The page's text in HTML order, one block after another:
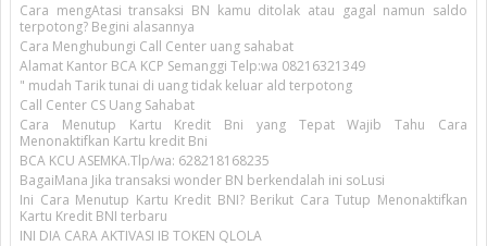
Cara mengAtasi transaksi BN kamu ditolak atau gagal namun saldo
terpotong? Begini alasannya
Cara Menghubungi Call Center uang sahabat
Alamat Kantor BCA KCP Semanggi Telp:wa 08216321349
" mudah Tarik tunai di uang tidak keluar ald terpotong
Call Center CS Uang Sahabat
Cara Menutup Kartu Kredit Bni yang Tepat Wajib Tahu Cara
Menonaktifkan Kartu kredit Bni
BCA KCU ASEMKA.Tlp/wa: 628218168235
BagaiMana Jika transaksi wonder BN berkendalah ini soLusi
Ini Cara Menutup Kartu Kredit BNI? Berikut Cara Tutup Menonaktifkan
Kartu Kredit BNI terbaru
INI DIA CARA AKTIVASI IB TOKEN QLOLA